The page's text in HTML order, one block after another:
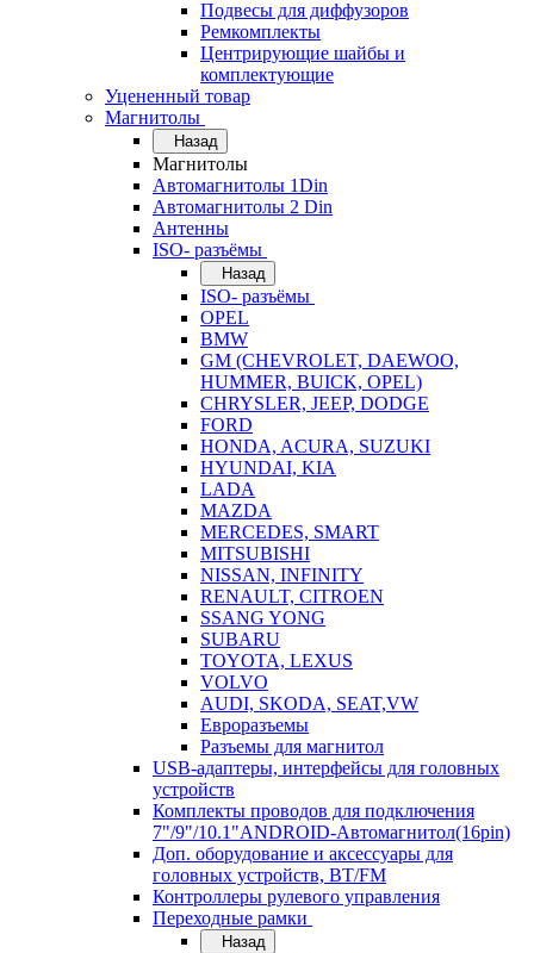
Подвесы для диффузоров
Ремкомплекты
Центрирующие шайбы и
комплектующие
Уцененный товар
Магнитолы
Назад
Магнитолы
Автомагнитолы 1Din
Автомагнитолы 2 Din
Антенны
ISO- разъёмы
Назад
ISO- разъёмы
OPEL
BMW
GM (CHEVROLET, DAEWOO,
HUMMER, BUICK, OPEL)
CHRYSLER, JEEP, DODGE
FORD
HONDA, ACURA, SUZUKI
HYUNDAI, KIA
LADA
MAZDA
MERCEDES, SMART
MITSUBISHI
NISSAN, INFINITY
RENAULT, CITROEN
SSANG YONG
SUBARU
TOYOTA, LEXUS
VOLVO
AUDI, SKODA, SEAT,VW
Евроразъемы
Разъемы для магнитол
USB-адаптеры, интерфейсы для головных
устройств
Комплекты проводов для подключения
7"/9"/10.1"ANDROID-Автомагнитол(16pin)
Доп. оборудование и аксессуары для
головных устройств, BT/FM
Контроллеры рулевого управления
Переходные рамки
Назад